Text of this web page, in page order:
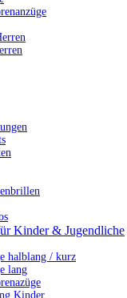
Kinder & Jugendliche
halblang / kurz
lang
Kinder